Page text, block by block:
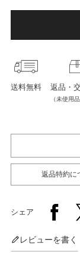
定商取引法に基
送料無料 返品・
（未使用
返品特約に
シェア
レビューを書く